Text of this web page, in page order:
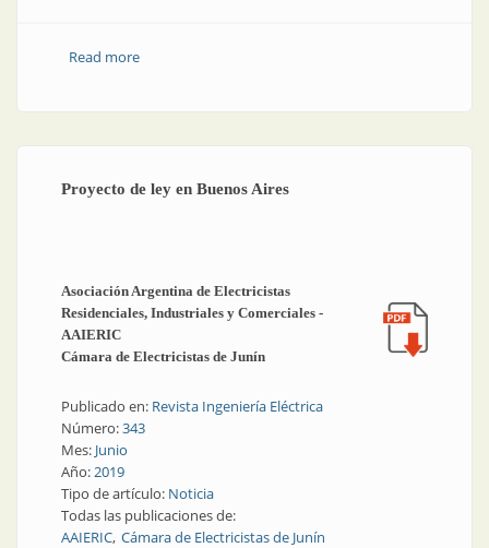
Read moreabout Seguridad eléctrica | ¿Trifásica o monofásica?
Proyecto de ley en Buenos Aires
Asociación Argentina de Electricistas
Residenciales, Industriales y Comerciales -
AAIERIC
Cámara de Electricistas de Junín
Publicado en: Revista Ingeniería Eléctrica
Número:343
Mes: Junio
Año:2019
Tipo de artículo: Noticia
Todas las publicaciones de:
AAIERIC Cámara de Electricistas de Junín